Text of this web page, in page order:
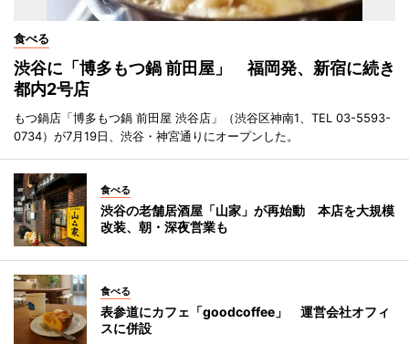
食べる
渋谷に「博多もつ鍋 前田屋」 福岡発、新宿に続き
都内2号店
もつ鍋店「博多もつ鍋 前田屋 渋谷店」（渋谷区神南1、TEL 03-5593-
0734）が7月19日、渋谷・神宮通りにオープンした。
食べる
渋谷の老舗居酒屋「山家」が再始動 本店を大規模
改装、朝・深夜営業も
食べる
表参道にカフェ「goodcoffee」 運営会社オフィ
スに併設